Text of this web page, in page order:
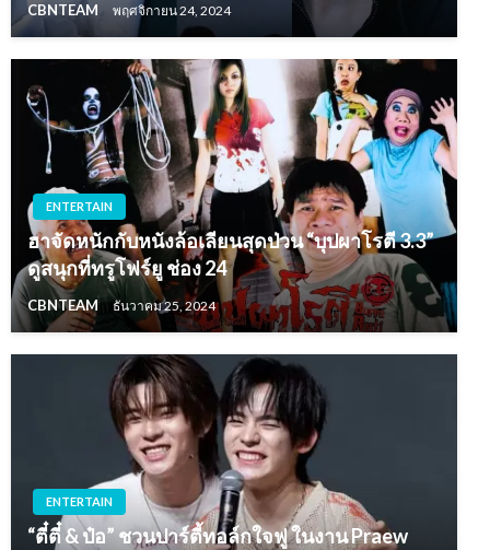
CBNTEAM พฤศจิกายน 24, 2024
ENTERTAIN
ฮาจัดหนักกับหนังล้อเลียนสุดป่วน “บุปผาโรตี 3.3”
ดูสนุกที่ทรูโฟร์ยู ช่อง 24
CBNTEAM ธันวาคม 25, 2024
ENTERTAIN
“ตี๋ตี๋ & ป๋อ” ชวนปาร์ตี้ทอล์กใจฟู ในงาน Praew